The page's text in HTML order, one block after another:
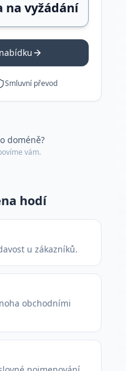
na vyžádání
Smluvní převod
doméně?
vám.
hodí
u zákazníků.
obchodními